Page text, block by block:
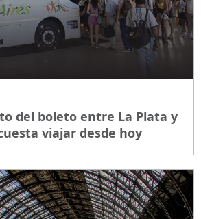
del boleto entre La Plata y
viajar desde hoy